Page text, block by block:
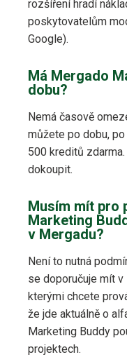
rozšíření hradí
poskytovatelům
Google).
Má Mergado
dobu?
Nemá časově
můžete po dobu,
500 kreditů
dokoupit.
Musím mít pro
Marketing
v Mergadu?
Není to nutná
se doporučuje mít v
kterými chcete
že jde aktuálně o
Marketing Buddy
projektech.